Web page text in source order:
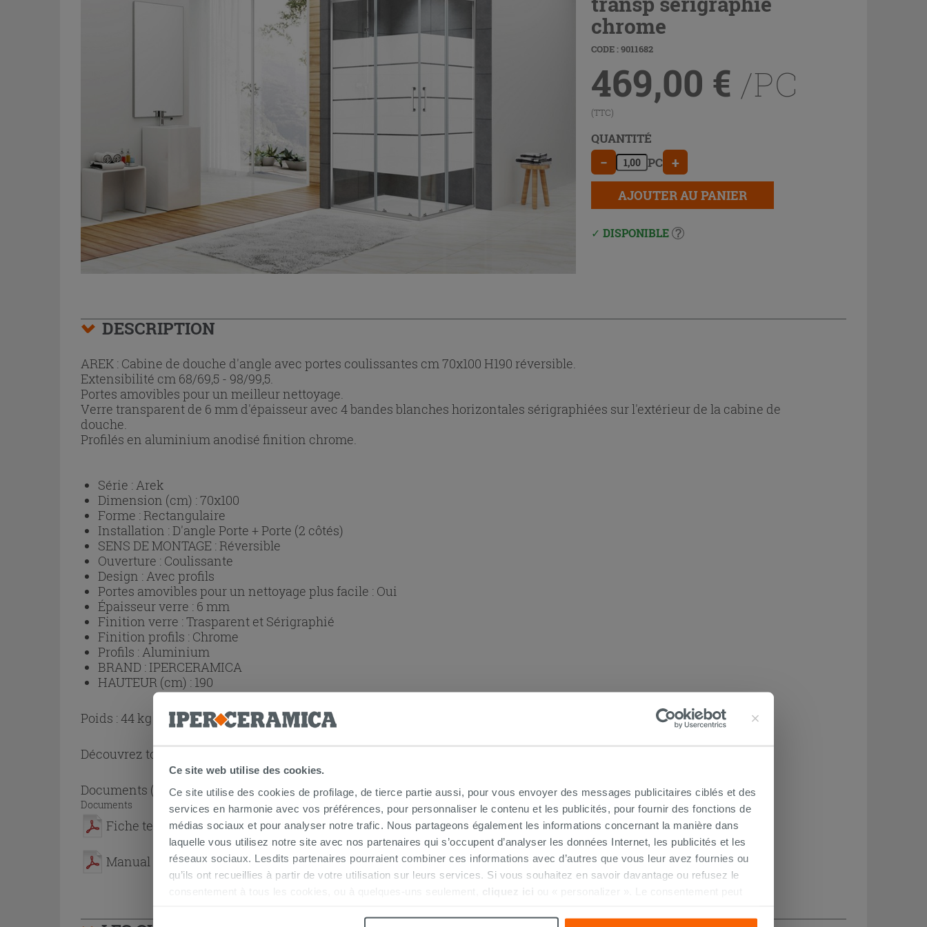
Ce site web utilise des cookies.
Ce site utilise des cookies de profilage, de tierce partie aussi, pour vous envoyer des messages publicitaires ciblés et des
services en harmonie avec vos préférences, pour personnaliser le contenu et les publicités, pour fournir des fonctions de
médias sociaux et pour analyser notre trafic. Nous partageons également les informations concernant la manière dans
laquelle vous utilisez notre site avec nos partenaires qui s’occupent d’analyser les données Internet, les publicités et les
réseaux sociaux. Lesdits partenaires pourraient combiner ces informations avec d’autres que vous leur avez fournies ou
qu’ils ont recueillies à partir de votre utilisation sur leurs services. Si vous souhaitez en savoir davantage ou refusez le
consentement à tous les cookies, ou à quelques-uns seulement,
cliquez ici ou « personalizer ». Le consentement peut
chrome
CODE : 9011682
469,00 € /PC
(TTC)
QUANTITÉ
− PC +
AJOUTER AU PANIER
DISPONIBLE
DESCRIPTION
AREK : Cabine de douche d'angle avec portes coulissantes cm 70x100 H190 réversible.
Extensibilité cm 68/69,5 - 98/99,5.
Portes amovibles pour un meilleur nettoyage.
Verre transparent de 6 mm d'épaisseur avec 4 bandes blanches horizontales sérigraphiées sur l'extérieur de la cabine de
douche.
Profilés en aluminium anodisé finition chrome.
Série : Arek
Dimension (cm) :70x100
Forme :Rectangulaire
Installation :D'angle Porte + Porte (2 côtés)
SENS DE MONTAGE :Réversible
Ouverture : Coulissante
Design : Avec profils
Portes amovibles pour un nettoyage plus facile : Oui
Épaisseur verre : 6 mm
Finition verre :Trasparent et Sérigraphié
Finition profils : Chrome
Profils : Aluminium
BRAND : IPERCERAMICA
HAUTEUR (cm) : 190
Poids : 44 kg
Découvrez toute la collection
Documents ( 1 - 2 sur 2 )
Documents
Fiche technique
Manual